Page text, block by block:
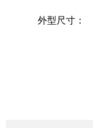
外型尺寸：